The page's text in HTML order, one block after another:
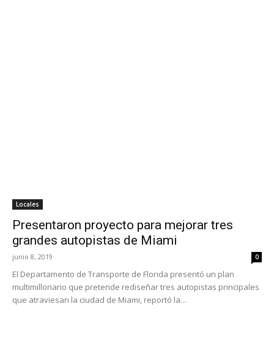
Locales
Presentaron proyecto para mejorar tres
grandes autopistas de Miami
junio 8, 2019 0
El Departamento de Transporte de Florida presentó un plan
multimillonario que pretende rediseñar tres autopistas principales
que atraviesan la ciudad de Miami, reportó la...